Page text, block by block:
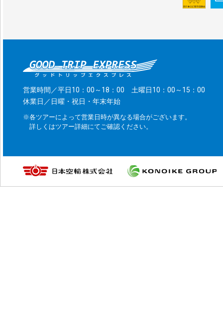
営業時間／平日10：00～18：00 土曜日10：00～15：00
休業日／日曜・祝日・年末年始
※各ツアーによって営業日時が異なる場合がございます。
詳しくはツアー詳細にてご確認ください。